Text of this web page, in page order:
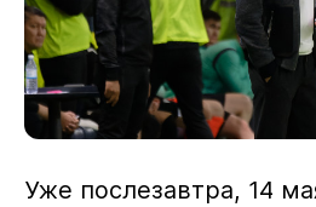
Уже послезавтра, 14